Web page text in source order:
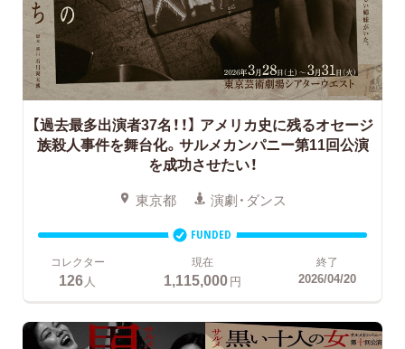
【過去最多出演者37名！！】 アメリカ史に残るオセージ
族殺人事件を舞台化。サルメカンパニー第11回公演
を成功させたい！
東京都 演劇・ダンス
FUNDED
コレクター
126 人
現在
1,115,000円
終了
2026/04/20